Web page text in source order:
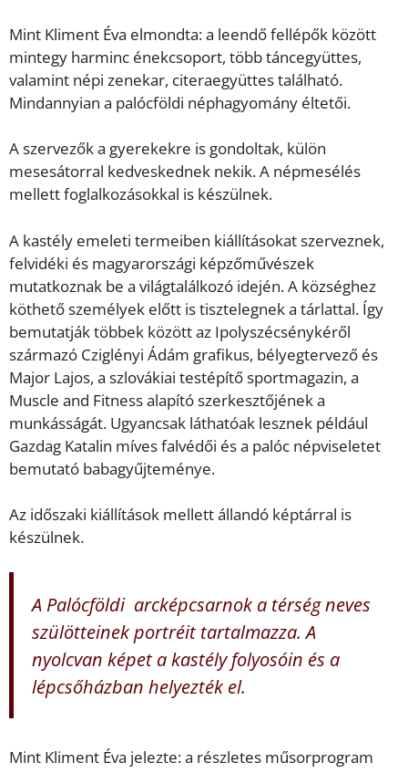
Mint Kliment Éva elmondta: a leendő fellépők között
mintegy harminc énekcsoport, több táncegyüttes,
valamint népi zenekar, citeraegyüttes található.
Mindannyian a palócföldi néphagyomány éltetői.
A szervezők a gyerekekre is gondoltak, külön
mesesátorral kedveskednek nekik. A népmesélés
mellett foglalkozásokkal is készülnek.
A kastély emeleti termeiben kiállításokat szerveznek,
felvidéki és magyarországi képzőművészek
mutatkoznak be a világtalálkozó idején. A községhez
köthető személyek előtt is tisztelegnek a tárlattal. Így
bemutatják többek között az Ipolyszécsénykéről
származó Cziglényi Ádám grafikus, bélyegtervező és
Major Lajos, a szlovákiai testépítő sportmagazin, a
Muscle and Fitness alapító szerkesztőjének a
munkásságát. Ugyancsak láthatóak lesznek például
Gazdag Katalin míves falvédői és a palóc népviseletet
bemutató babagyűjteménye.
Az időszaki kiállítások mellett állandó képtárral is
készülnek.
A Palócföldi arcképcsarnok a térség neves
szülötteinek portréit tartalmazza. A
nyolcvan képet a kastély folyosóin és a
lépcsőházban helyezték el.
Mint Kliment Éva jelezte: a részletes műsorprogram